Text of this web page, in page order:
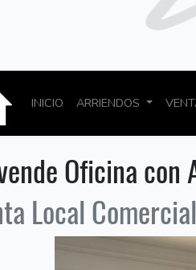
INICIO ARRIENDOS
Oficina con
Local Comercial